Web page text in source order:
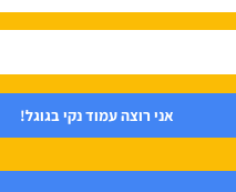
אני רוצה עמוד נקי בגוגל!